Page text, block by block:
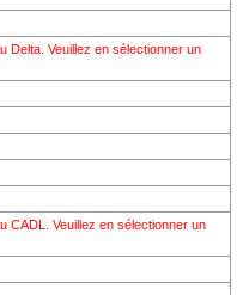
Delta. Veuillez en sélectionner un
CADL. Veuillez en sélectionner un